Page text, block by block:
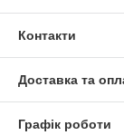
Контакти
Доставка та
Графік роботи